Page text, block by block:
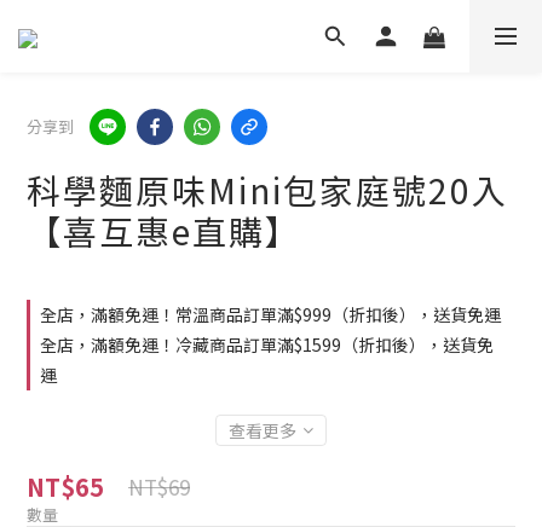
分享到
科學麵原味Mini包家庭號20入
【喜互惠e直購】
全店，滿額免運！常溫商品訂單滿$999（折扣後），送貨免運
全店，滿額免運！冷藏商品訂單滿$1599（折扣後），送貨免
運
查看更多
NT$65 NT$69
數量